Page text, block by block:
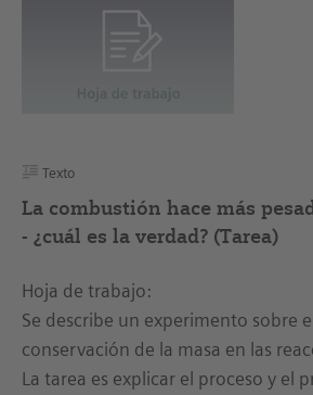
Texto
La combustión hace más
- ¿cuál es la verdad? (Tarea)
Hoja de trabajo:
Se describe un experimento sobre
conservación de la masa en las
La tarea es explicar el proceso y el